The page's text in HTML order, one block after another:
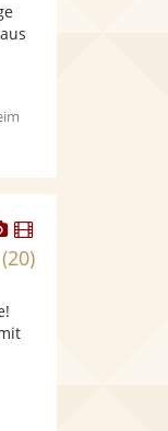
bereit.
5
Sternen
Dieser
Künstler
stellt
bereit.
Dieser
Künstler
(20)